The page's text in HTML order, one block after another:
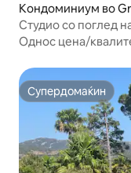
Кондоминиум во
Студио со поглед
Однос цена/
Супердомаќин
Супердомаќин